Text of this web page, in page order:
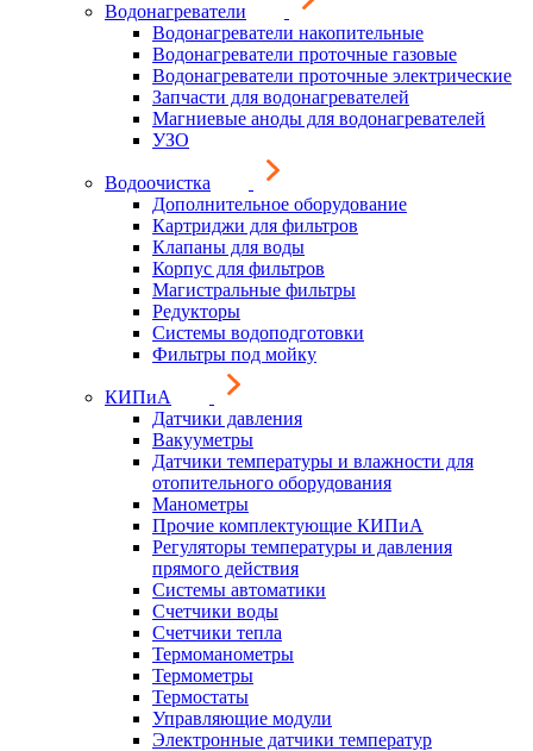
Водонагреватели
Водонагреватели накопительные
Водонагреватели проточные газовые
Водонагреватели проточные электрические
Запчасти для водонагревателей
Магниевые аноды для водонагревателей
УЗО
Водоочистка
Дополнительное оборудование
Картриджи для фильтров
Клапаны для воды
Корпус для фильтров
Магистральные фильтры
Редукторы
Системы водоподготовки
Фильтры под мойку
КИПиА
Датчики давления
Вакууметры
Датчики температуры и влажности для
отопительного оборудования
Манометры
Прочие комплектующие КИПиА
Регуляторы температуры и давления
прямого действия
Системы автоматики
Счетчики воды
Счетчики тепла
Термоманометры
Термометры
Термостаты
Управляющие модули
Электронные датчики температур